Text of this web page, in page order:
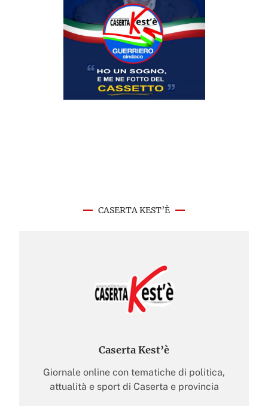
CASERTA KEST’È
Caserta Kest’è
Giornale online con tematiche di politica,
attualità e sport di Caserta e provincia